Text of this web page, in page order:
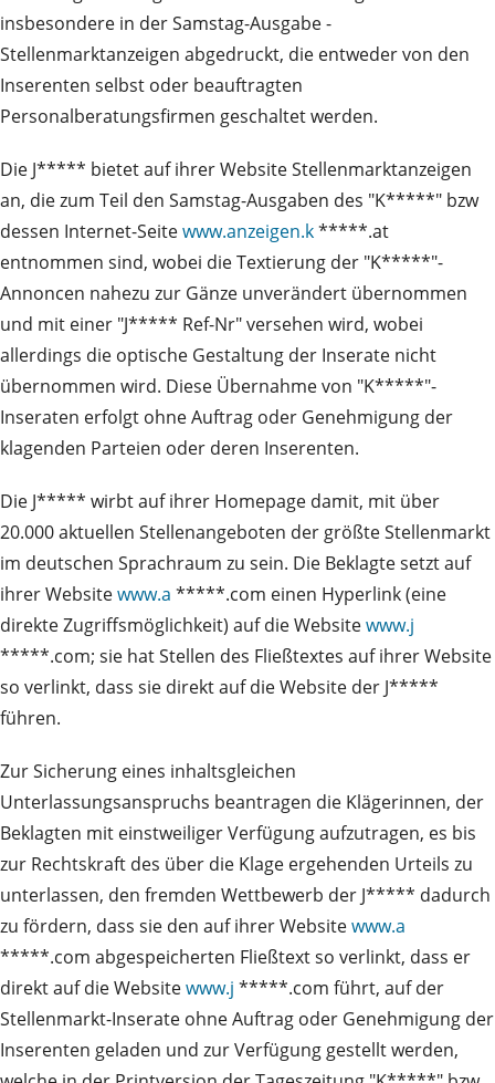
insbesondere in der Samstag-Ausgabe -
Stellenmarktanzeigen abgedruckt, die entweder von den
Inserenten selbst oder beauftragten
Personalberatungsfirmen geschaltet werden.
Die J***** bietet auf ihrer Website Stellenmarktanzeigen
an, die zum Teil den Samstag-Ausgaben des "K*****" bzw
dessen Internet-Seitewww.anzeigen.k*****.at
entnommen sind, wobei die Textierung der "K*****"-
Annoncen nahezu zur Gänze unverändert übernommen
und mit einer "J***** Ref-Nr" versehen wird, wobei
allerdings die optische Gestaltung der Inserate nicht
übernommen wird. Diese Übernahme von "K*****"-
Inseraten erfolgt ohne Auftrag oder Genehmigung der
klagenden Parteien oder deren Inserenten.
Die J***** wirbt auf ihrer Homepage damit, mit über
20.000 aktuellen Stellenangeboten der größte Stellenmarkt
im deutschen Sprachraum zu sein. Die Beklagte setzt auf
ihrer Websitewww.a *****.com einen Hyperlink (eine
direkte Zugriffsmöglichkeit) auf die Websitewww.j
*****.com; sie hat Stellen des Fließtextes auf ihrer Website
so verlinkt, dass sie direkt auf die Website der J*****
führen.
Zur Sicherung eines inhaltsgleichen
Unterlassungsanspruchs beantragen die Klägerinnen, der
Beklagten mit einstweiliger Verfügung aufzutragen, es bis
zur Rechtskraft des über die Klage ergehenden Urteils zu
unterlassen, den fremden Wettbewerb der J***** dadurch
zu fördern, dass sie den auf ihrer Websitewww.a
*****.com abgespeicherten Fließtext so verlinkt, dass er
direkt auf die Websitewww.j *****.com führt, auf der
Stellenmarkt-Inserate ohne Auftrag oder Genehmigung der
Inserenten geladen und zur Verfügung gestellt werden,